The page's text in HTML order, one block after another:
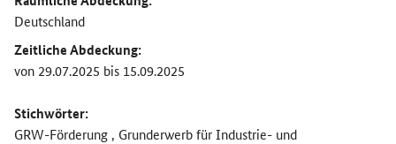
Deutschland
Zeitliche Abdeckung:
von 29.07.2025 bis 15.09.2025
Stichwörter:
GRW-Förderung , Grunderwerb für Industrie- und